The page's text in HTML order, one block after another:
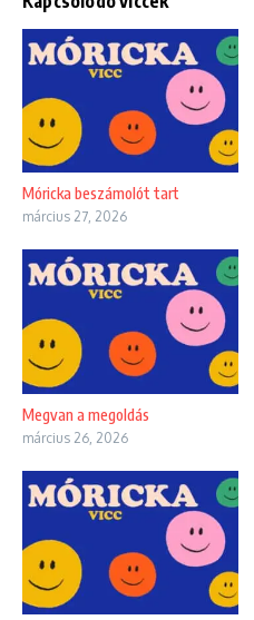
Móricka beszámolót tart
március 27, 2026
Megvan a megoldás
március 26, 2026